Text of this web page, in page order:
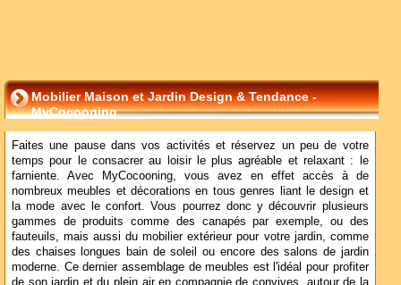
Mobilier Maison et Jardin Design & Tendance -
MyCocooning
Faites une pause dans vos activités et réservez un peu de votre
temps pour le consacrer au loisir le plus agréable et relaxant : le
farniente. Avec MyCocooning, vous avez en effet accès à de
nombreux meubles et décorations en tous genres liant le design et
la mode avec le confort. Vous pourrez donc y découvrir plusieurs
gammes de produits comme des canapés par exemple, ou des
fauteuils, mais aussi du mobilier extérieur pour votre jardin, comme
des chaises longues bain de soleil ou encore des salons de jardin
moderne. Ce dernier assemblage de meubles est l'idéal pour profiter
de son jardin et du plein air en compagnie de convives, autour de la